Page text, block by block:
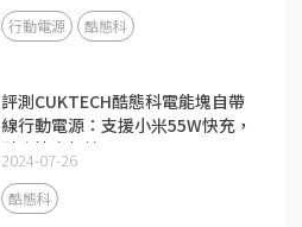
行動電源 酷態科
評測CUKTECH酷態科電能塊自帶
線行動電源：支援小米55W快充，
融合快充加持
2024-07-26
酷態科